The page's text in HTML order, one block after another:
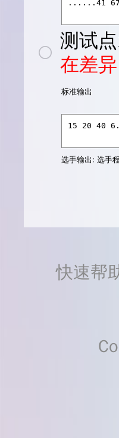
测试
在差异
标准输出
选手输出: 选手
快速帮